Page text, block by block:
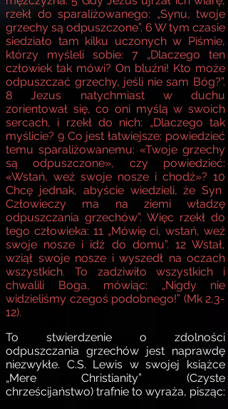
rzekł do sparaliżowanego: „Synu, twoje
grzechy są odpuszczone”. 6 W tym czasie
siedziało tam kilku uczonych w Piśmie,
którzy myśleli sobie: 7 „Dlaczego ten
człowiek tak mówi? On bluźni! Kto może
odpuszczać grzechy, jeśli nie sam Bóg?”.
8 Jezus natychmiast w duchu
zorientował się, co oni myślą w swoich
sercach, i rzekł do nich: „Dlaczego tak
myślicie? 9Co jest łatwiejsze: powiedzieć
temu sparaliżowanemu: «Twoje grzechy
są odpuszczone», czy powiedzieć:
«Wstań, weź swoje nosze i chodź»? 10
Chcę jednak, abyście wiedzieli, że Syn
Człowieczy ma na ziemi władzę
odpuszczania grzechów”. Więc rzekł do
tego człowieka: 11„Mówię ci, wstań, weź
swoje nosze i idź do domu”. 12Wstał,
wziął swoje nosze i wyszedł na oczach
wszystkich. To zadziwiło wszystkich i
chwalili Boga, mówiąc: „Nigdy nie
widzieliśmy czegoś podobnego!” (Mk 2,3-
12).
To stwierdzenie o zdolności
odpuszczania grzechów jest naprawdę
niezwykłe. C.S. Lewis w swojej książce
„Mere Christianity” (Czyste
chrześcijaństwo) trafnie to wyraża, pisząc: